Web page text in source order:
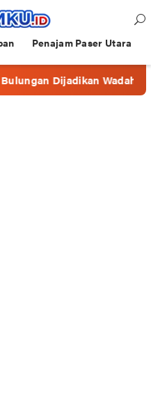
Penajam Paser Utara
Wadah Prostitusi